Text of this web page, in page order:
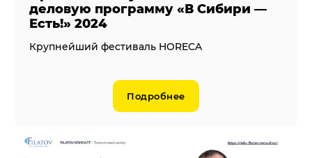
деловую программу «В Сибири —
Есть!» 2024
Крупнейший фестиваль HORECA
Подробнее